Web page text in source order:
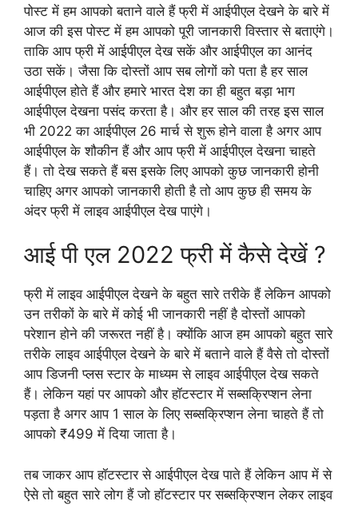
पोस्ट में हम आपको बताने वाले हैं फ्री में आईपीएल देखने के बारे में
आज की इस पोस्ट में हम आपको पूरी जानकारी विस्तार से बताएंगे।
ताकि आप फ्री में आईपीएल देख सकें और आईपीएल का आनंद
उठा सकें। जैसा कि दोस्तों आप सब लोगों को पता है हर साल
आईपीएल होते हैं और हमारे भारत देश का ही बहुत बड़ा भाग
आईपीएल देखना पसंद करता है। और हर साल की तरह इस साल
भी 2022 का आईपीएल 26 मार्च से शुरू होने वाला है अगर आप
आईपीएल के शौकीन हैं और आप फ्री में आईपीएल देखना चाहते
हैं। तो देख सकते हैं बस इसके लिए आपको कुछ जानकारी होनी
चाहिए अगर आपको जानकारी होती है तो आप कुछ ही समय के
अंदर फ्री में लाइव आईपीएल देख पाएंगे।
आई पी एल 2022 फ्री में कैसे देखें ?
फ्री में लाइव आईपीएल देखने के बहुत सारे तरीके हैं लेकिन आपको
उन तरीकों के बारे में कोई भी जानकारी नहीं है दोस्तों आपको
परेशान होने की जरूरत नहीं है। क्योंकि आज हम आपको बहुत सारे
तरीके लाइव आईपीएल देखने के बारे में बताने वाले हैं वैसे तो दोस्तों
आप डिजनी प्लस स्टार के माध्यम से लाइव आईपीएल देख सकते
हैं। लेकिन यहां पर आपको और हॉटस्टार में सब्सक्रिप्शन लेना
पड़ता है अगर आप 1 साल के लिए सब्सक्रिप्शन लेना चाहते हैं तो
आपको ₹499 में दिया जाता है।
तब जाकर आप हॉटस्टार से आईपीएल देख पाते हैं लेकिन आप में से
ऐसे तो बहुत सारे लोग हैं जो हॉटस्टार पर सब्सक्रिप्शन लेकर लाइव